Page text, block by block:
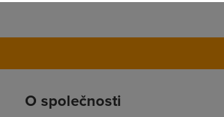
O společnosti